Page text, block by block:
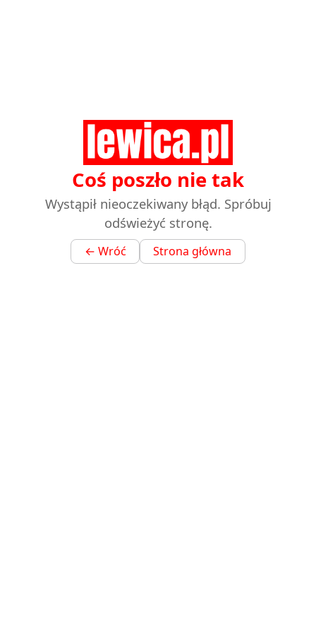
Coś poszło nie tak
Wystąpił nieoczekiwany błąd. Spróbuj
odświeżyć stronę.
← Wróć Strona główna